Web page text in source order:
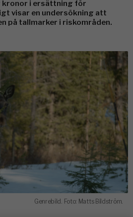
kronor i ersättning för
visar en undersökning att
på tallmarker i riskområden.
Genrebild. Foto: Matts Bildström.